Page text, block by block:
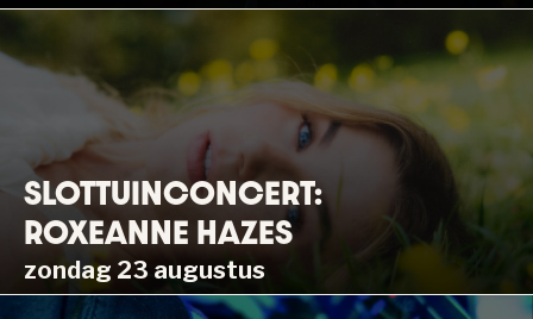
SLOTTUINCONCERT:
ROXEANNE HAZES
zondag 23 augustus